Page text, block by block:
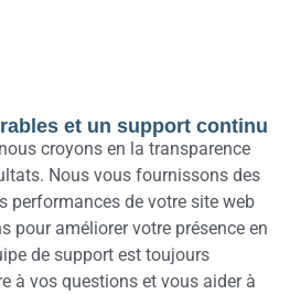
et un support continu
croyons en la transparence
Nous vous fournissons des
performances de votre site web
pour améliorer votre présence en
de support est toujours
à vos questions et vous aider à